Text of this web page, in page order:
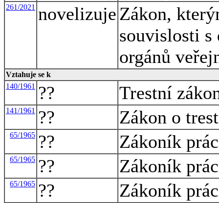
261/2021 novelizujeZákon,
souvislosti s
orgánů
Vztahuje se k
140/1961
?? Trestní
141/1961 ?? Zákon o
65/1965 ?? Zákoník
65/1965 ?? Zákoník
65/1965 ?? Zákoník